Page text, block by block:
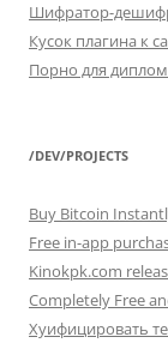
Шифратор-
Кусок плагина к
Порно для
/DEV/PROJECTS
Buy Bitcoin
Free in-app
Kinokpk.com
Completely Free
Хуифицировать